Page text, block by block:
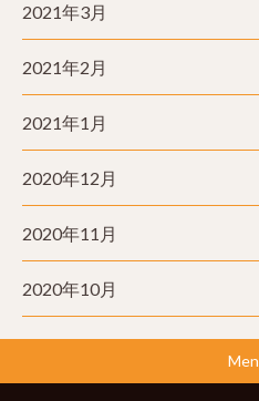
2021年3月
2021年2月
2021年1月
2020年12月
2020年11月
2020年10月